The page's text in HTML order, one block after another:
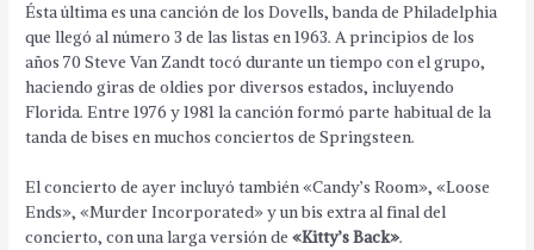
Ésta última es una canción de los Dovells, banda de Philadelphia
que llegó al número 3 de las listas en 1963. A principios de los
años 70 Steve Van Zandt tocó durante un tiempo con el grupo,
haciendo giras de oldies por diversos estados, incluyendo
Florida. Entre 1976 y 1981 la canción formó parte habitual de la
tanda de bises en muchos conciertos de Springsteen.
El concierto de ayer incluyó también «Candy’s Room», «Loose
Ends», «Murder Incorporated» y un bis extra al final del
concierto, con una larga versión de«Kitty’s Back».